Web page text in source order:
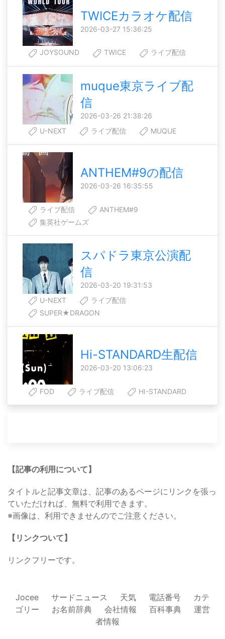
TWICEカラオケ配信
2026-03-27 15:36:25
JOYSOUND TWICE ライブ配信
muque東京ライブ配
信
2026-03-26 21:38:26
U-NEXT
ライブ配信 MUQUE
ANTHEM#9の配信
2026-03-26 16:35:55
ライブ配信
ANTHEM#9
集英社ゲームズ
スパドラ東京公演配
信
2026-03-20 19:31:53
U-NEXT
ライブ配信
SUPER★DRAGON
Hi-STANDARD生配信
2026-03-20 13:06:23
FOD ライブ配信 HI-STANDARD
【記事の利用について】
タイトルと記事文章は、記事のあるページにリンクを張っ
ていただければ、無料で利用できます。
※画像は、利用できませんのでご注意ください。
【リンクついて】
リンクフリーです。
Jocee サードニュース 天気 電話番号
カテ
ゴリー
お名前辞典 会社情報 百科事典
運営
者情報